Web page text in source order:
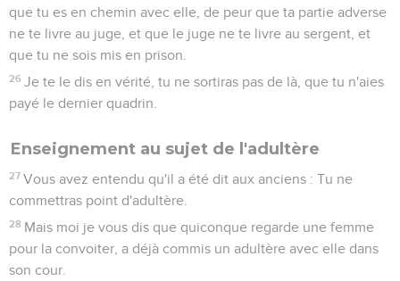
que tu es en chemin avec elle, de peur que ta partie adverse
ne te livre au juge, et que le juge ne te livre au sergent, et
que tu ne sois mis en prison.
26 Je te le dis en vérité, tu ne sortiras pas de là, que tu n'aies
payé le dernier quadrin.
Enseignement au sujet de l'adultère
27 Vous avez entendu qu'il a été dit aux anciens : Tu ne
commettras point d'adultère.
28 Mais moi je vous dis que quiconque regarde une femme
pour la convoiter, a déjà commis un adultère avec elle dans
son cour.